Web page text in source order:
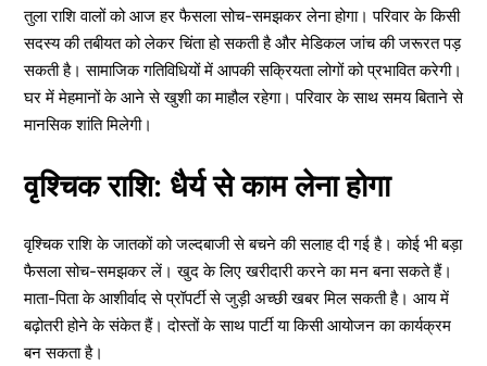
तुला राशि वालों को आज हर फैसला सोच-समझकर लेना होगा। परिवार के किसी
सदस्य की तबीयत को लेकर चिंता हो सकती है और मेडिकल जांच की जरूरत पड़
सकती है। सामाजिक गतिविधियों में आपकी सक्रियता लोगों को प्रभावित करेगी।
घर में मेहमानों के आने से खुशी का माहौल रहेगा। परिवार के साथ समय बिताने से
मानसिक शांति मिलेगी।
वृश्चिक राशि: धैर्य से काम लेना होगा
वृश्चिक राशि के जातकों को जल्दबाजी से बचने की सलाह दी गई है। कोई भी बड़ा
फैसला सोच-समझकर लें। खुद के लिए खरीदारी करने का मन बना सकते हैं।
माता-पिता के आशीर्वाद से प्रॉपर्टी से जुड़ी अच्छी खबर मिल सकती है। आय में
बढ़ोतरी होने के संकेत हैं। दोस्तों के साथ पार्टी या किसी आयोजन का कार्यक्रम
बन सकता है।